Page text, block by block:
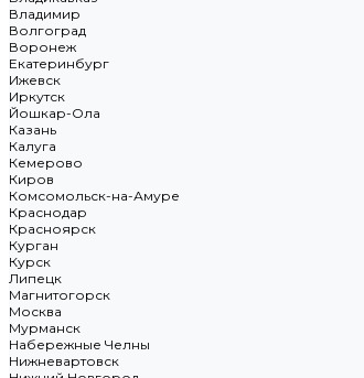
Владимир
Волгоград
Воронеж
Екатеринбург
Ижевск
Иркутск
Йошкар-Ола
Казань
Калуга
Кемерово
Киров
Комсомольск-на-Амуре
Краснодар
Красноярск
Курган
Курск
Липецк
Магнитогорск
Москва
Мурманск
Набережные Челны
Нижневартовск